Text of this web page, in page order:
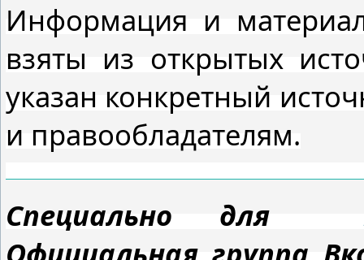
Информация и
взяты из открытых
указан конкретный
и правообладателям.
Специально для